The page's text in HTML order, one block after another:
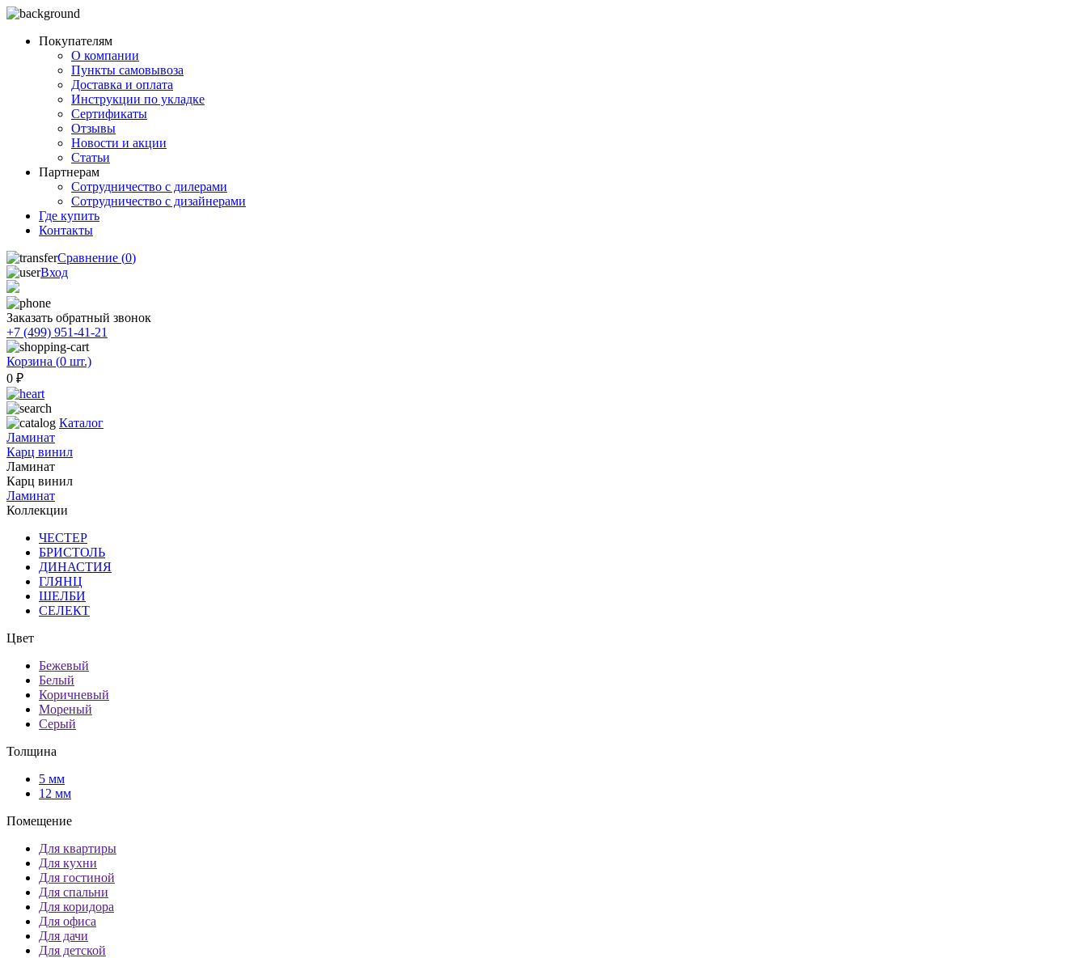
Покупателям
О компании
Пункты самовывоза
Доставка и оплата
Инструкции по укладке
Сертификаты
Отзывы
Новости и акции
Статьи
Партнерам
Сотрудничество с дилерами
Сотрудничество с дизайнерами
Где купить
Контакты
Сравнение (0)
Вход
Заказать обратный звонок
+7 (499) 951-41-21
Корзина (0 шт.)
0 ₽
Каталог
Ламинат
Карц винил
Ламинат
Карц винил
Ламинат
Коллекции
ЧЕСТЕР
БРИСТОЛЬ
ДИНАСТИЯ
ГЛЯНЦ
ШЕЛБИ
СЕЛЕКТ
Цвет
Бежевый
Белый
Коричневый
Мореный
Серый
Толщина
5 мм
12 мм
Помещение
Для квартиры
Для кухни
Для гостиной
Для спальни
Для коридора
Для офиса
Для дачи
Для детской